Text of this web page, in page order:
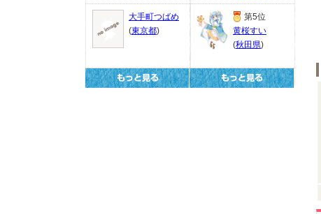
大手町つばめ
(東京都)
第5位
黄桜すい
(秋田県)